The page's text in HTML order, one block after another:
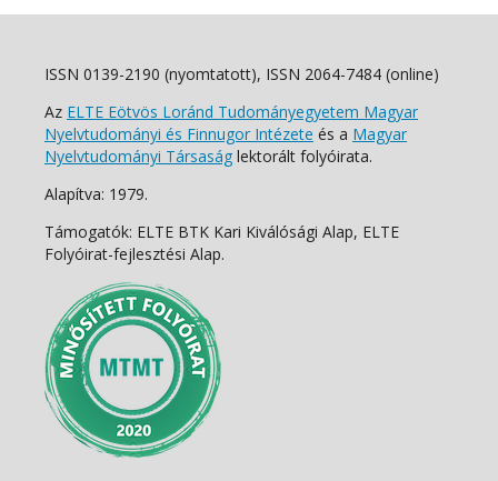
ISSN 0139-2190 (nyomtatott), ISSN 2064-7484 (online)
Az ELTE Eötvös Loránd Tudományegyetem Magyar
Nyelvtudományi és Finnugor Intézete és a Magyar
Nyelvtudományi Társaság lektorált folyóirata.
Alapítva: 1979.
Támogatók: ELTE BTK Kari Kiválósági Alap, ELTE
Folyóirat-fejlesztési Alap.